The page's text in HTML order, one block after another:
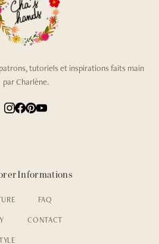
tutoriels et inspirations faits main
par Charlène.
Informations
FAQ
CONTACT